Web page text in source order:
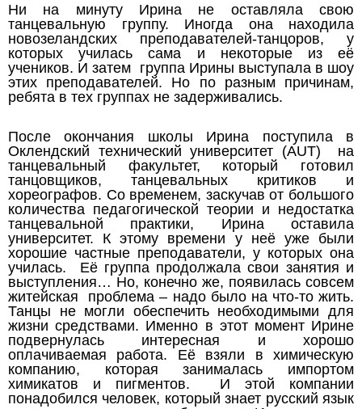
Ни на минуту Ирина не оставляла свою
танцевальную группу. Иногда она находила
новозеландских преподавателей-танцоров, у
которых училась сама и некоторые из её
учеников. И затем группа Ирины выступала в шоу
этих преподавателей. Но по разным причинам,
ребята в тех группах не задерживались.
После окончания школы Ирина поступила в
Оклендский технический университет (AUT) на
танцевальный факультет, который готовил
танцовщиков, танцевальных критиков и
хореографов. Со временем, заскучав от большого
количества педагогической теории и недостатка
танцевальной практики, Ирина оставила
университет. К этому времени у неё уже были
хорошие частные преподаватели, у которых она
училась. Её группа продолжала свои занятия и
выступления… Но, конечно же, появилась совсем
житейская проблема – надо было на что-то жить.
Танцы не могли обеспечить необходимыми для
жизни средствами. Именно в этот момент Ирине
подвернулась интересная и хорошо
оплачиваемая работа. Её взяли в химическую
компанию, которая занималась импортом
химикатов и пигментов. И этой компании
понадобился человек, который знает русский язык